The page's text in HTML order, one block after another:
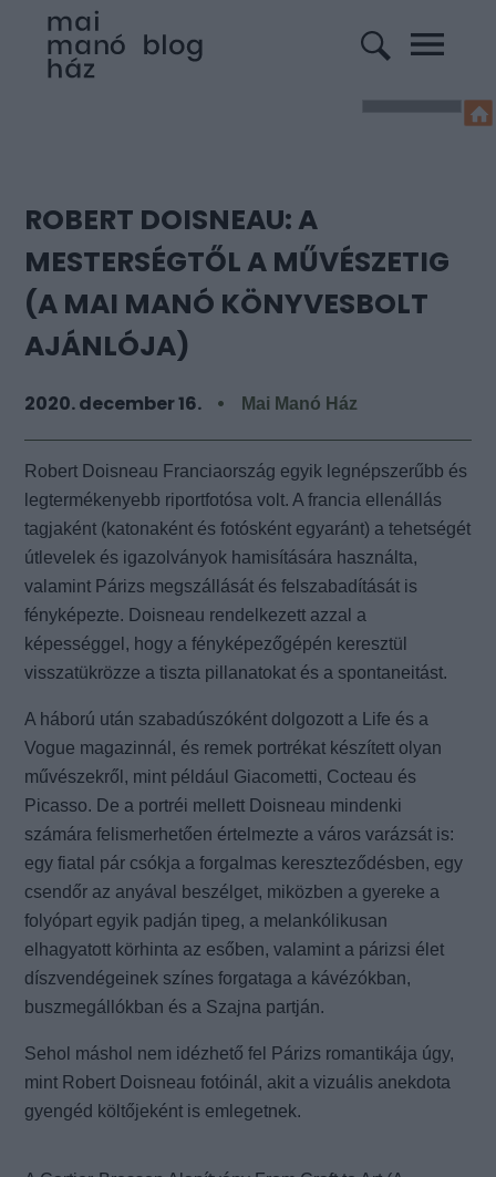
ROBERT DOISNEAU: A
MESTERSÉGTŐL A MŰVÉSZETIG
(A MAI MANÓ KÖNYVESBOLT
AJÁNLÓJA)
2020. december 16. Mai Manó Ház
Robert Doisneau Franciaország egyik legnépszerűbb és
legtermékenyebb riportfotósa volt. A francia ellenállás
tagjaként (katonaként és fotósként egyaránt) a tehetségét
útlevelek és igazolványok hamisítására használta,
valamint Párizs megszállását és felszabadítását is
fényképezte. Doisneau rendelkezett azzal a
képességgel, hogy a fényképezőgépén keresztül
visszatükrözze a tiszta pillanatokat és a spontaneitást.
A háború után szabadúszóként dolgozott a Life és a
Vogue magazinnál, és remek portrékat készített olyan
művészekről, mint például Giacometti, Cocteau és
Picasso. De a portréi mellett Doisneau mindenki
számára felismerhetően értelmezte a város varázsát is:
egy fiatal pár csókja a forgalmas kereszteződésben, egy
csendőr az anyával beszélget, miközben a gyereke a
folyópart egyik padján tipeg, a melankólikusan
elhagyatott körhinta az esőben, valamint a párizsi élet
díszvendégeinek színes forgataga a kávézókban,
buszmegállókban és a Szajna partján.
Sehol máshol nem idézhető fel Párizs romantikája úgy,
mint Robert Doisneau fotóinál, akit a vizuális anekdota
gyengéd költőjeként is emlegetnek.